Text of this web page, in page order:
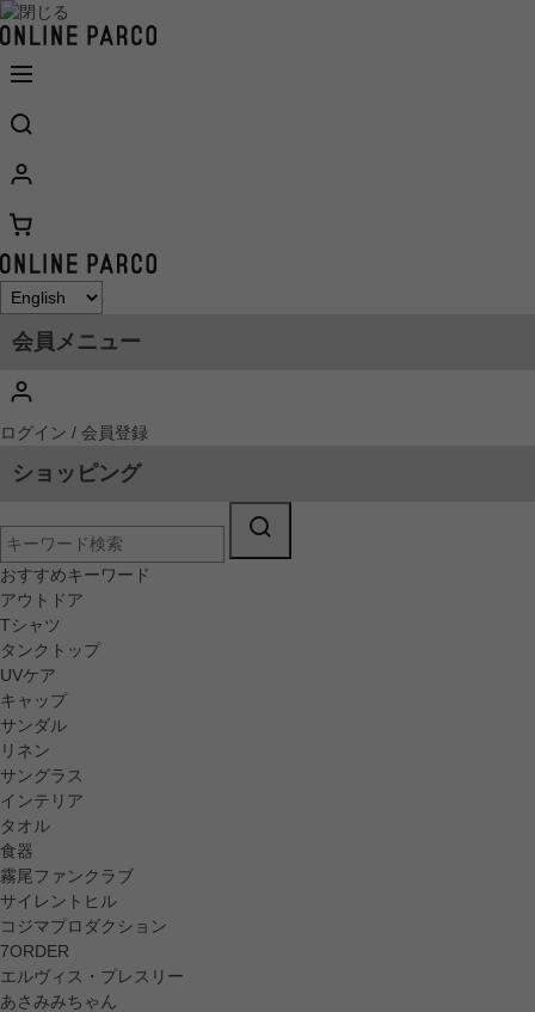
会員メニュー
ログイン / 会員登録
ショッピング
おすすめキーワード
アウトドア
Tシャツ
タンクトップ
UVケア
キャップ
サンダル
リネン
サングラス
インテリア
タオル
食器
霧尾ファンクラブ
サイレントヒル
コジマプロダクション
7ORDER
エルヴィス・プレスリー
あさみみちゃん